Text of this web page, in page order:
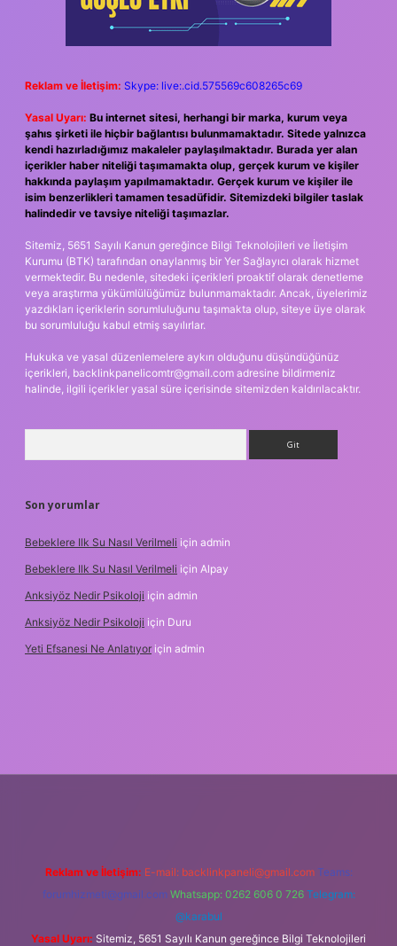
Reklam ve İletişim: Skype: live:.cid.575569c608265c69
Yasal Uyarı: Bu internet sitesi, herhangi bir marka, kurum veya
şahıs şirketi ile hiçbir bağlantısı bulunmamaktadır. Sitede yalnızca
kendi hazırladığımız makaleler paylaşılmaktadır. Burada yer alan
içerikler haber niteliği taşımamakta olup, gerçek kurum ve kişiler
hakkında paylaşım yapılmamaktadır. Gerçek kurum ve kişiler ile
isim benzerlikleri tamamen tesadüfidir. Sitemizdeki bilgiler taslak
halindedir ve tavsiye niteliği taşımazlar.
Sitemiz, 5651 Sayılı Kanun gereğince Bilgi Teknolojileri ve İletişim
Kurumu (BTK) tarafından onaylanmış bir Yer Sağlayıcı olarak hizmet
vermektedir. Bu nedenle, sitedeki içerikleri proaktif olarak denetleme
veya araştırma yükümlülüğümüz bulunmamaktadır. Ancak, üyelerimiz
yazdıkları içeriklerin sorumluluğunu taşımakta olup, siteye üye olarak
bu sorumluluğu kabul etmiş sayılırlar.
Hukuka ve yasal düzenlemelere aykırı olduğunu düşündüğünüz
içerikleri, backlinkpanelicomtr@gmail.com adresine bildirmeniz
halinde, ilgili içerikler yasal süre içerisinde sitemizden kaldırılacaktır.
Son yorumlar
Bebeklere Ilk Su Nasıl Verilmeli için admin
Bebeklere Ilk Su Nasıl Verilmeli için Alpay
Anksiyöz Nedir Psikoloji için admin
Anksiyöz Nedir Psikoloji için Duru
Yeti Efsanesi Ne Anlatıyor için admin
Reklam ve İletişim: E-mail: backlinkpaneli@gmail.com Teams:
forumhizmeti@gmail.com Whatsapp: 0262 606 0 726 Telegram:
@karabul
Yasal Uyarı: Sitemiz, 5651 Sayılı Kanun gereğince Bilgi Teknolojileri